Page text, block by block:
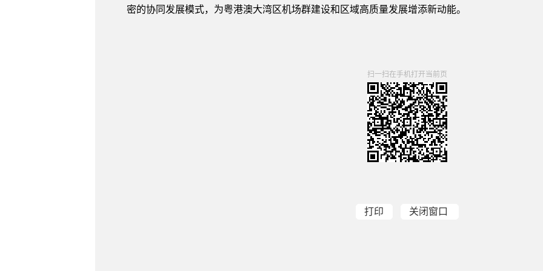
密的协同发展模式，为粤港澳大湾区机场群建设和区域高质量发展增添新动能。
扫一扫在手机打开当前页
打印 关闭窗口